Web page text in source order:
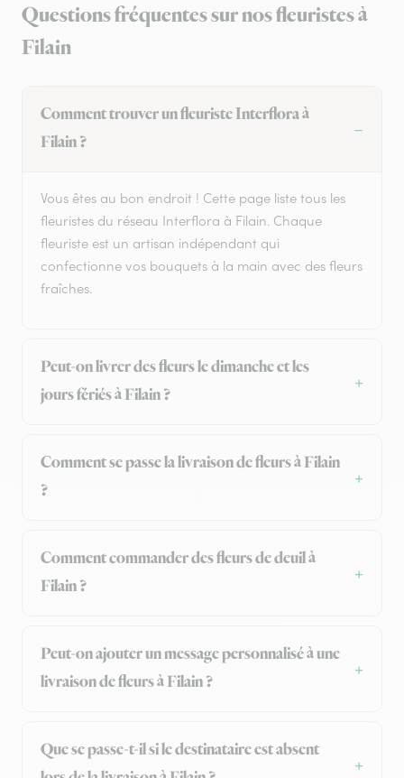
Questions fréquentes sur nos fleuristes à
Filain
Comment trouver un fleuriste Interflora à
Filain ?
Vous êtes au bon endroit ! Cette page liste tous les
fleuristes du réseau Interflora à Filain. Chaque
fleuriste est un artisan indépendant qui
confectionne vos bouquets à la main avec des fleurs
fraîches.
Peut-on livrer des fleurs le dimanche et les
jours fériés à Filain ?
Comment se passe la livraison de fleurs à Filain
?
Comment commander des fleurs de deuil à
Filain ?
Peut-on ajouter un message personnalisé à une
livraison de fleurs à Filain ?
Que se passe-t-il si le destinataire est absent